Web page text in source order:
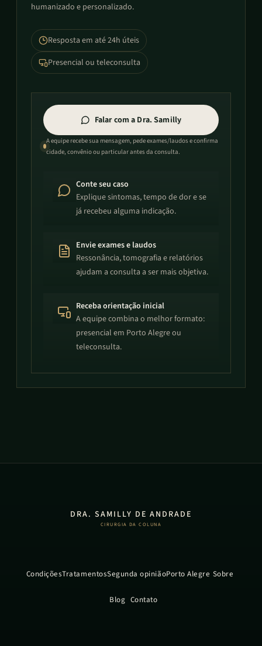
humanizado e personalizado.
Resposta em até 24h úteis
Presencial ou teleconsulta
Falar com a Dra. Samilly
A equipe recebe sua mensagem, pede exames/laudos e confirma
cidade, convênio ou particular antes da consulta.
Conte seu caso
Explique sintomas, tempo de dor e se
já recebeu alguma indicação.
Envie exames e laudos
Ressonância, tomografia e relatórios
ajudam a consulta a ser mais objetiva.
Receba orientação inicial
A equipe combina o melhor formato:
presencial em Porto Alegre ou
teleconsulta.
DRA. SAMILLY DE ANDRADE
CIRURGIA DA COLUNA
CondiçõesTratamentosSegunda opiniãoPorto Alegre Sobre
Blog Contato